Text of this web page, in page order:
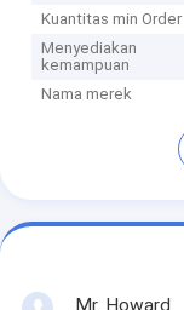
Kuantitas min Order
Menyediakan
kemampuan
Nama merek
Mr. Howard